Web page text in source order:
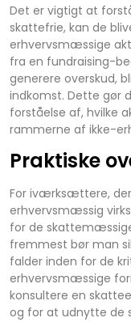
Det er vigtigt at
skattefrie, kan de
erhvervsmæssige
fra en fundraising-
generere overskud,
indkomst. Dette gør
forståelse af, hvilke
rammerne af ikke-
Praktiske
For iværksættere,
erhvervsmæssig
for de
fremmest bør man
falder inden for de
erhvervsmæssige
konsultere en
og for at udnytte de